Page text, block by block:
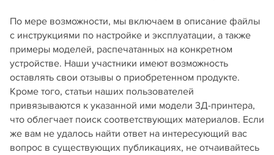
По мере возможности, мы включаем в описание файлы
с инструкциями по настройке и эксплуатации, а также
примеры моделей, распечатанных на конкретном
устройстве. Наши участники имеют возможность
оставлять свои отзывы о приобретенном продукте.
Кроме того, статьи наших пользователей
привязываются к указанной ими модели 3Д-принтера,
что облегчает поиск соответствующих материалов. Если
же вам не удалось найти ответ на интересующий вас
вопрос в существующих публикациях, не отчаивайтесь